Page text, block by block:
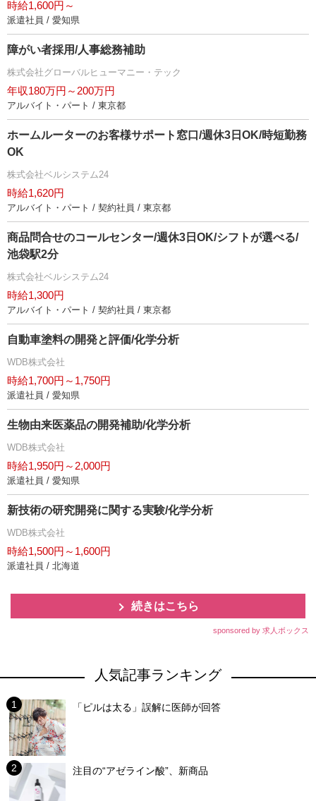
時給1,600円～
派遣社員 / 愛知県
障がい者採用/人事総務補助
株式会社グローバルヒューマニー・テック
年収180万円～200万円
アルバイト・パート / 東京都
ホームルーターのお客様サポート窓口/週休3日OK/時短勤務
OK
株式会社ベルシステム24
時給1,620円
アルバイト・パート / 契約社員 / 東京都
商品問合せのコールセンター/週休3日OK/シフトが選べる/
池袋駅2分
株式会社ベルシステム24
時給1,300円
アルバイト・パート / 契約社員 / 東京都
自動車塗料の開発と評価/化学分析
WDB株式会社
時給1,700円～1,750円
派遣社員 / 愛知県
生物由来医薬品の開発補助/化学分析
WDB株式会社
時給1,950円～2,000円
派遣社員 / 愛知県
新技術の研究開発に関する実験/化学分析
WDB株式会社
時給1,500円～1,600円
派遣社員 / 北海道
続きはこちら
sponsored by 求人ボックス
人気記事ランキング
「ピルは太る」誤解に医師が回答
注目の“アゼライン酸”、新商品